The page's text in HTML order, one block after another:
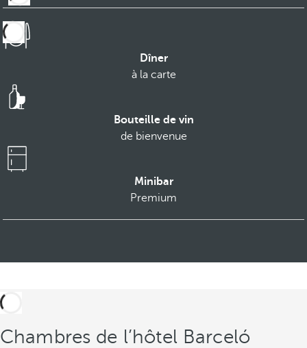
Dîner
à la carte
Bouteille de vin
de bienvenue
Minibar
Premium
Chambres de l’hôtel Barceló